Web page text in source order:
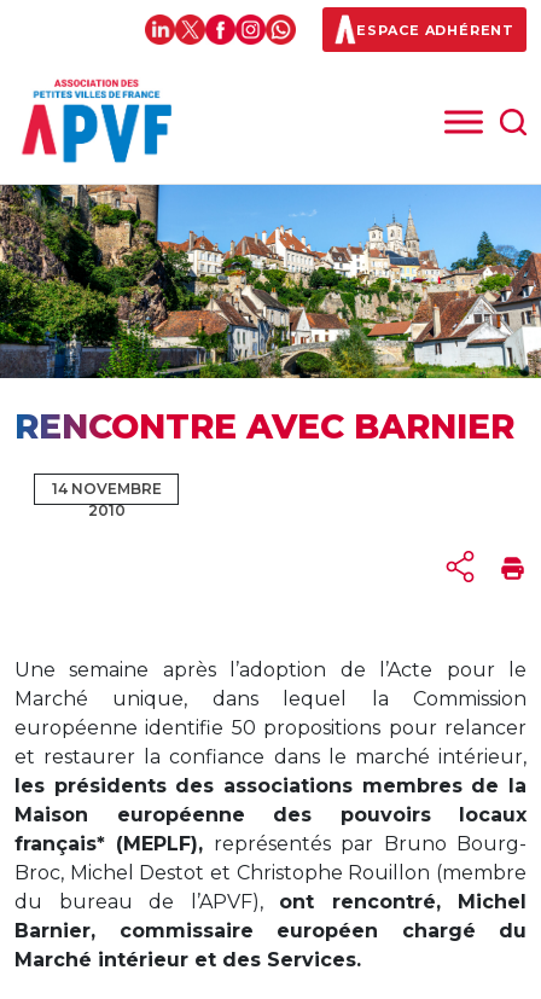
ESPACE ADHÉRENT
RENCONTRE AVEC BARNIER
14 NOVEMBRE
2010
Une semaine après l’adoption de l’Acte pour le
Marché unique, dans lequel la Commission
européenne identifie 50 propositions pour relancer
et restaurer la confiance dans le marché intérieur,
les présidents des associations membres de la
Maison européenne des pouvoirs locaux
français* (MEPLF), représentés par Bruno Bourg-
Broc, Michel Destot et Christophe Rouillon (membre
du bureau de l’APVF), ont rencontré, Michel
Barnier, commissaire européen chargé du
Marché intérieur et des Services.